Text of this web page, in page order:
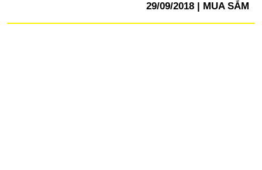
29/09/2018
MUA SẮM